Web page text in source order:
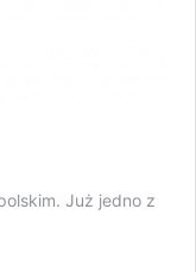
Już jedno z